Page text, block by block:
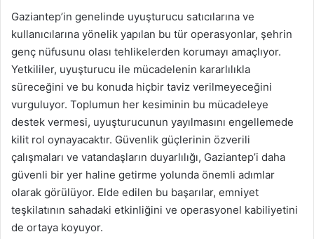
Gaziantep’in genelinde uyuşturucu satıcılarına ve
kullanıcılarına yönelik yapılan bu tür operasyonlar, şehrin
genç nüfusunu olası tehlikelerden korumayı amaçlıyor.
Yetkililer, uyuşturucu ile mücadelenin kararlılıkla
süreceğini ve bu konuda hiçbir taviz verilmeyeceğini
vurguluyor. Toplumun her kesiminin bu mücadeleye
destek vermesi, uyuşturucunun yayılmasını engellemede
kilit rol oynayacaktır. Güvenlik güçlerinin özverili
çalışmaları ve vatandaşların duyarlılığı, Gaziantep’i daha
güvenli bir yer haline getirme yolunda önemli adımlar
olarak görülüyor. Elde edilen bu başarılar, emniyet
teşkilatının sahadaki etkinliğini ve operasyonel kabiliyetini
de ortaya koyuyor.